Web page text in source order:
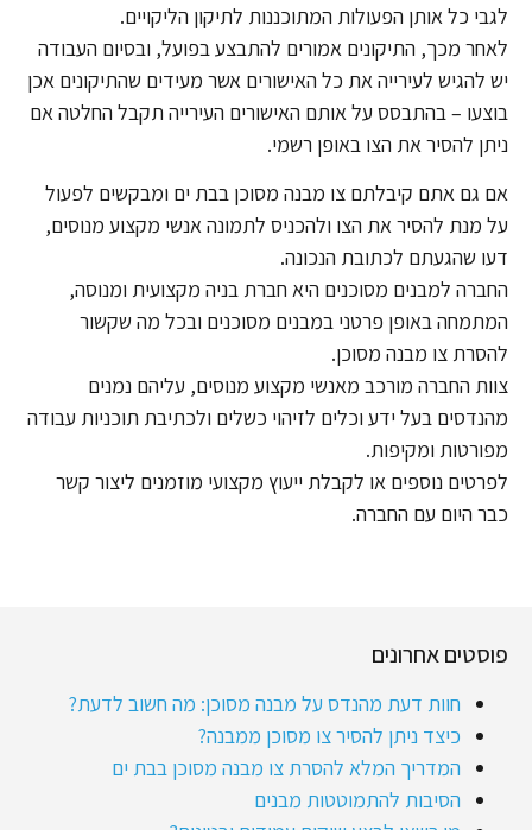
לגבי כל אותן הפעולות המתוכננות לתיקון הליקויים.
לאחר מכך, התיקונים אמורים להתבצע בפועל, ובסיום העבודה
יש להגיש לעירייה את כל האישורים אשר מעידים שהתיקונים אכן
בוצעו – בהתבסס על אותם האישורים העירייה תקבל החלטה אם
ניתן להסיר את הצו באופן רשמי.
אם גם אתם קיבלתם צו מבנה מסוכן בבת ים ומבקשים לפעול
על מנת להסיר את הצו ולהכניס לתמונה אנשי מקצוע מנוסים,
דעו שהגעתם לכתובת הנכונה.
החברה למבנים מסוכנים היא חברת בניה מקצועית ומנוסה,
המתמחה באופן פרטני במבנים מסוכנים ובכל מה שקשור
להסרת צו מבנה מסוכן.
צוות החברה מורכב מאנשי מקצוע מנוסים, עליהם נמנים
מהנדסים בעל ידע וכלים לזיהוי כשלים ולכתיבת תוכניות עבודה
מפורטות ומקיפות.
לפרטים נוספים או לקבלת ייעוץ מקצועי מוזמנים ליצור קשר
כבר היום עם החברה.
פוסטים אחרונים
חוות דעת מהנדס על מבנה מסוכן: מה חשוב לדעת?
כיצד ניתן להסיר צו מסוכן ממבנה?
המדריך המלא להסרת צו מבנה מסוכן בבת ים
הסיבות להתמוטטות מבנים